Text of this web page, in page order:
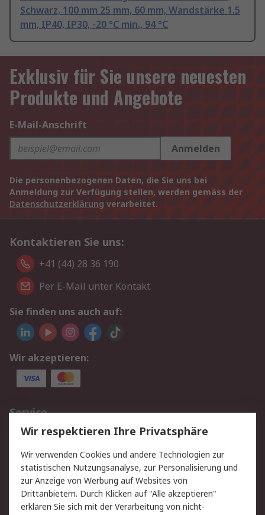
Schwarz, 100 mm 25 mm, 60 mm, Wandstärke 1.5
mm, IP40, IP30, -20 °C min., 94 °C
Exklusiv für Sie unsere neuesten
Produkte und Angebote
E-Mail-Anschrift
Anmelden
Die personenbezogenen Daten, die Sie uns bei
Anmeldung zur Verfügung stellen, werden gemäss der
Datenschutzerklärung verarbeitet.
Kontaktieren Sie uns:
+41 (44) 28 36 190
Per E-Mail unter Kontakt
Sie finden uns auch auf:
Wir akzeptieren:
Service
Value Added Services
Lieferlösungen
Rücksendungen
Kontakt
Hilfe
Rechtliches
Wir respektieren Ihre Privatsphäre
Wir verwenden Cookies und andere Technologien zur
statistischen Nutzungsanalyse, zur Personalisierung und
zur Anzeige von Werbung auf Websites von
Drittanbietern. Durch Klicken auf "Alle akzeptieren"
erklären Sie sich mit der Verarbeitung von nicht-